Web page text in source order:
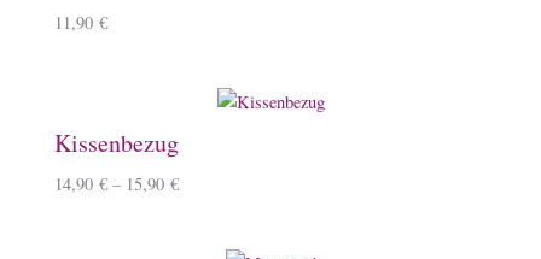
11,90 €
Kissenbezug
14,90 € – 15,90 €